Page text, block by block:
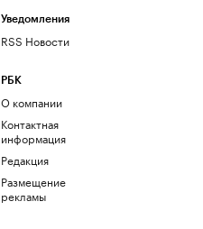
Уведомления
RSS Новости
РБК
О компании
Контактная
информация
Редакция
Размещение
рекламы